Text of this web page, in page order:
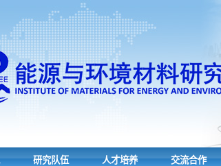
研究队伍 人才培养 交流合作